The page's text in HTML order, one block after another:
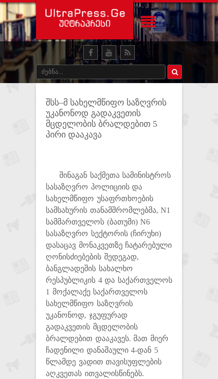
შსს–მ სახელმწიფო საზღვრის
უკანონოდ გადაკვეთის
მცდელობის ბრალდებით 5
პირი დააკავა
შინაგან საქმეთა სამინისტროს
სასაზღვრო პოლიციის და
სახელმწიფო უსაფრთხოების
სამსახურის თანამშრომლებმა, N1
სამმართველოს (ბათუმი) N6
სასაზღვრო სექტორის (ჩირუხი)
დასაცავ მონაკვეთზე ჩატარებული
ღონისძიებების შედეგად,
ბანგლადეშის სახალხო
რესპუბლიკის 4 და საქართველოს
1 მოქალაქე საქართველოს
სახელმწიფო საზღვრის
უკანონოდ, ჯგუფურად
გადაკვეთის მცდელობის
ბრალდებით დააკავეს. მათ მიერ
ჩადენილი დანაშაული 4-დან 5
წლამდე ვადით თავისუფლების
აღკვეთას ითვალისწინებს.